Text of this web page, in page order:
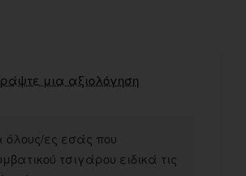
ες εσάς που
τσιγάρου ειδικά τις
μια αξιολόγηση